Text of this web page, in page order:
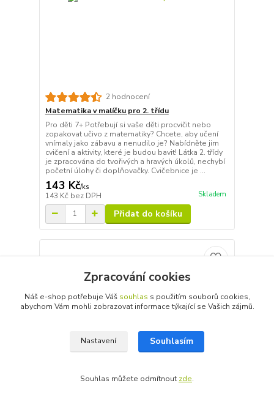
2 hodnocení
Matematika v malíčku pro 2. třídu
Pro děti 7+ Potřebují si vaše děti procvičit nebo
zopakovat učivo z matematiky? Chcete, aby učení
vnímaly jako zábavu a nenudilo je? Nabídněte jim
cvičení a aktivity, které je budou bavit! Látka 2. třídy
je zpracována do tvořivých a hravých úkolů, nechybí
početní úlohy či doplňovačky. Cvičebnice je ...
143 Kč/ks
143 Kč bez DPH Skladem
Přidat do košíku
Zpracování cookies
Náš e-shop potřebuje Váš souhlas s použitím souborů cookies,
abychom Vám mohli zobrazovat informace týkající se Vašich zájmů.
Nastavení Souhlasím
Souhlas můžete odmítnout zde.